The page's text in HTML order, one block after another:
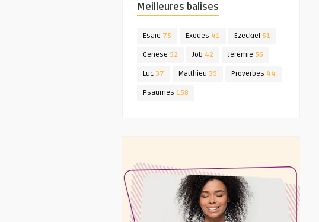
Meilleures balises
Esaïe 75 Exodes 41 Ezeckiel 51
Genèse 52 Job 42 Jérémie 56
Luc 37 Matthieu 39 Proverbes 44
Psaumes 158